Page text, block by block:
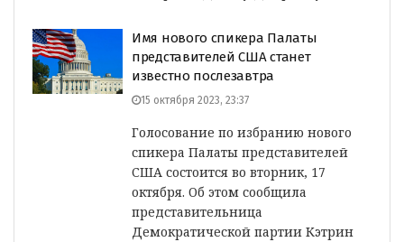
Имя нового спикера Палаты
представителей США станет
известно послезавтра
15 октября 2023, 23:37
Голосование по избранию нового
спикера Палаты представителей
США состоится во вторник, 17
октября. Об этом сообщила
представительница
Демократической партии Кэтрин